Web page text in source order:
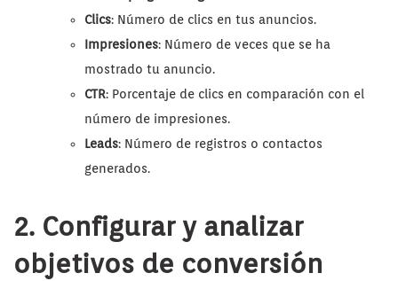
Clics: Número de clics en tus anuncios.
Impresiones: Número de veces que se ha
mostrado tu anuncio.
CTR: Porcentaje de clics en comparación con el
número de impresiones.
Leads: Número de registros o contactos
generados.
2. Configurar y analizar
objetivos de conversión